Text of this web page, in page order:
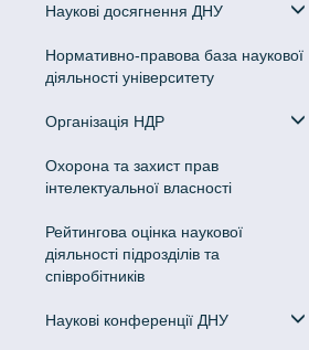
Наукові досягнення ДНУ
Нормативно-правова база наукової
діяльності університету
Організація НДР
Охорона та захист прав
інтелектуальної власності
Рейтингова оцінка наукової
діяльності підрозділів та
співробітників
Наукові конференції ДНУ